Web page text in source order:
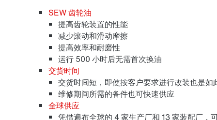
SEW 齿轮油
提高齿轮装置的性能
减少滚动和滑动摩擦
提高效率和耐磨性
运行 500 小时后无需首次换油
交货时间
交货时间短，即使按客户要求进行改装也是如
维修期间所需的备件也可快速供应
全球供应
凭借遍布全球的 4 家生产厂和 13 家装配厂，